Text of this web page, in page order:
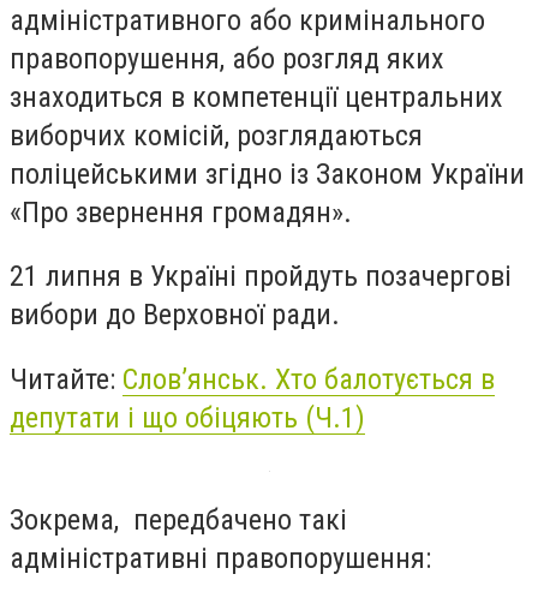
адміністративного або кримінального
правопорушення, або розгляд яких
знаходиться в компетенції центральних
виборчих комісій, розглядаються
поліцейськими згідно із Законом України
«Про звернення громадян».
21 липня в Україні пройдуть позачергові
вибори до Верховної ради.
Читайте: Слов’янськ. Хто балотується в
депутати і що обіцяють (Ч.1)
Зокрема, передбачено такі
адміністративні правопорушення: